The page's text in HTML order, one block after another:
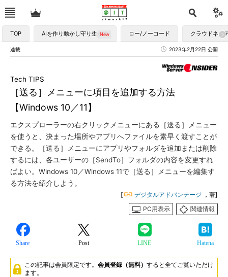
TOP AIを作り動かし守り生かす ロー/ノーコード クラウドネイ
連載 2023年2月22日 公開
［送る］メニューに項目を追加する方法
【Windows 10／11】
Tech TIPS
エクスプローラーの右クリックメニューにある［送る］メニュー
を使うと、決まった場所やアプリへファイルを素早く渡すことが
できる。［送る］メニューにアプリやフォルダを追加または削除
するには、各ユーザーの［SendTo］フォルダの内容を変更すれ
ばよい。Windows 10／Windows 11で［送る］メニューを編集す
る方法を紹介しよう。
[ デジタルアドバンテージ ，著]
PC用表示
関連情報
Share Post LINE Hatena
この記事は会員限定です。 会員登録（無料） すると全てご覧いただけ
ます。